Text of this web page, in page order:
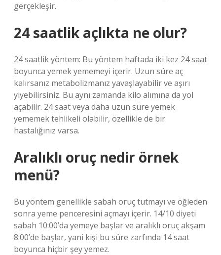
gerçekleşir.
24 saatlik açlıkta ne olur?
24 saatlik yöntem: Bu yöntem haftada iki kez 24 saat
boyunca yemek yememeyi içerir. Uzun süre aç
kalırsanız metabolizmanız yavaşlayabilir ve aşırı
yiyebilirsiniz. Bu aynı zamanda kilo alımına da yol
açabilir. 24 saat veya daha uzun süre yemek
yememek tehlikeli olabilir, özellikle de bir
hastalığınız varsa.
Aralıklı oruç nedir örnek
menü?
Bu yöntem genellikle sabah oruç tutmayı ve öğleden
sonra yeme penceresini açmayı içerir. 14/10 diyeti
sabah 10:00’da yemeye başlar ve aralıklı oruç akşam
8:00’de başlar, yani kişi bu süre zarfında 14 saat
boyunca hiçbir şey yemez.